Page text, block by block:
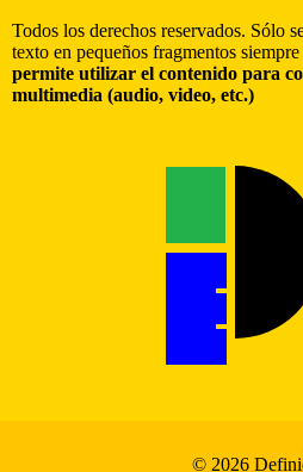
Todos los derechos reservados. Sólo
texto en pequeños fragmentos
permite utilizar el contenido para
multimedia (audio, video, etc.)
© 2026